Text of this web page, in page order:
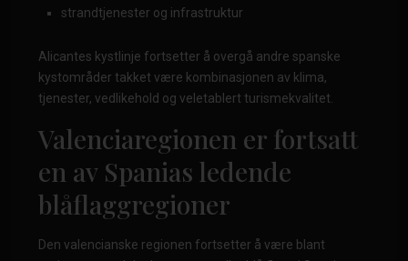
strandtjenester og infrastruktur
Alicantes kystlinje fortsetter å overgå andre spanske
kystområder takket være kombinasjonen av klima,
tjenester, vedlikehold og veletablert turismekvalitet.
Valenciaregionen er fortsatt
en av Spanias ledende
blåflaggregioner
Den valencianske regionen fortsetter å være blant